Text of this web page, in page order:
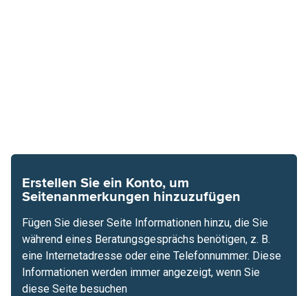
Erstellen Sie ein Konto, um
Seitenanmerkungen hinzuzufügen
Fügen Sie dieser Seite Informationen hinzu, die Sie
während eines Beratungsgesprächs benötigen, z. B.
eine Internetadresse oder eine Telefonnummer. Diese
Informationen werden immer angezeigt, wenn Sie
diese Seite besuchen